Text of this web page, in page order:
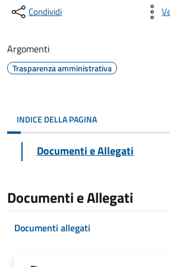
Condividi
Argomenti
Trasparenza amministrativa
INDICE DELLA PAGINA
Documenti e Allegati
Documenti e Allegati
Documenti allegati